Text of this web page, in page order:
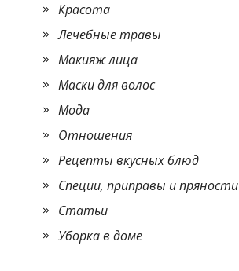
Красота
Лечебные травы
Макияж лица
Маски для волос
Мода
Отношения
Рецепты вкусных блюд
Специи, приправы и пряности
Статьи
Уборка в доме